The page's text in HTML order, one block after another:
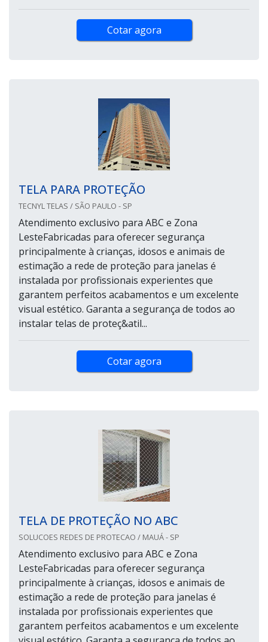
Cotar agora
TELA PARA PROTEÇÃO
TECNYL TELAS / SÃO PAULO - SP
Atendimento exclusivo para ABC e Zona
LesteFabricadas para oferecer segurança
principalmente à crianças, idosos e animais de
estimação a rede de proteção para janelas é
instalada por profissionais experientes que
garantem perfeitos acabamentos e um excelente
visual estético. Garanta a segurança de todos ao
instalar telas de proteç&atil...
Cotar agora
TELA DE PROTEÇÃO NO ABC
SOLUCOES REDES DE PROTECAO / MAUÁ - SP
Atendimento exclusivo para ABC e Zona
LesteFabricadas para oferecer segurança
principalmente à crianças, idosos e animais de
estimação a rede de proteção para janelas é
instalada por profissionais experientes que
garantem perfeitos acabamentos e um excelente